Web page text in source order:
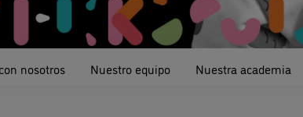
nosotros Nuestro equipo Nuestra academia